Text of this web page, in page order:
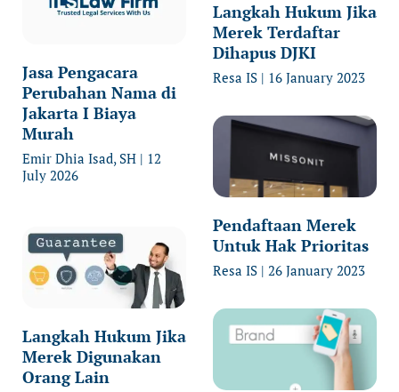
Jasa Pengacara
Perubahan Nama di
Jakarta I Biaya
Murah
Emir Dhia Isad, SH
12
July 2026
Langkah Hukum Jika
Merek Digunakan
Orang Lain
Langkah Hukum Jika
Merek Terdaftar
Dihapus DJKI
Resa IS 16 January 2023
Pendaftaan Merek
Untuk Hak Prioritas
Resa IS 26 January 2023